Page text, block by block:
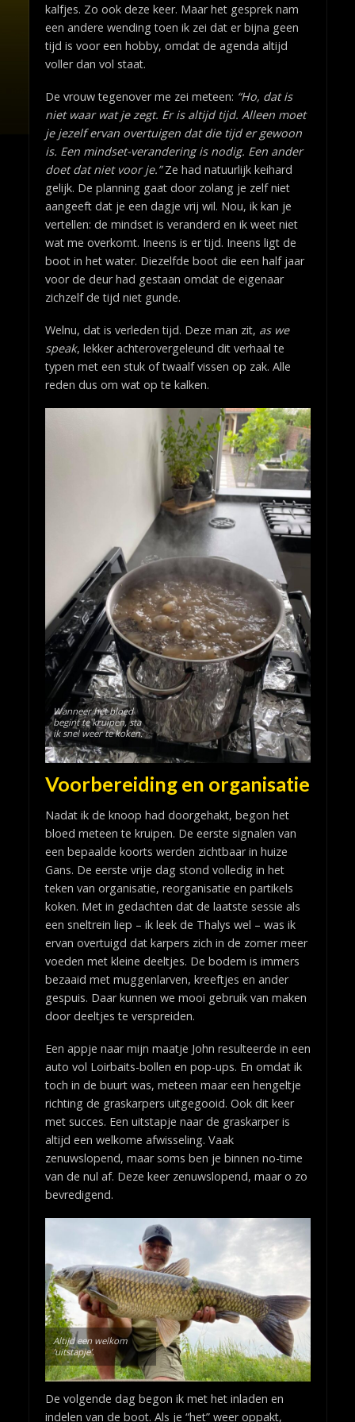
kalfjes. Zo ook deze keer. Maar het gesprek nam
een andere wending toen ik zei dat er bijna geen
tijd is voor een hobby, omdat de agenda altijd
voller dan vol staat.
De vrouw tegenover me zei meteen: “Ho, dat is
niet waar wat je zegt. Er is altijd tijd. Alleen moet
je jezelf ervan overtuigen dat die tijd er gewoon
is. Een mindset-verandering is nodig. Een ander
doet dat niet voor je.”Ze had natuurlijk keihard
gelijk. De planning gaat door zolang je zelf niet
aangeeft dat je een dagje vrij wil. Nou, ik kan je
vertellen: de mindset is veranderd en ik weet niet
wat me overkomt. Ineens is er tijd. Ineens ligt de
boot in het water. Diezelfde boot die een half jaar
voor de deur had gestaan omdat de eigenaar
zichzelf de tijd niet gunde.
Welnu, dat is verleden tijd. Deze man zit, as we
speak, lekker achterovergeleund dit verhaal te
typen met een stuk of twaalf vissen op zak. Alle
reden dus om wat op te kalken.
Wanneer het bloed
begint te kruipen, sta
ik snel weer te koken.
Voorbereiding en organisatie
Nadat ik de knoop had doorgehakt, begon het
bloed meteen te kruipen. De eerste signalen van
een bepaalde koorts werden zichtbaar in huize
Gans. De eerste vrije dag stond volledig in het
teken van organisatie, reorganisatie en partikels
koken. Met in gedachten dat de laatste sessie als
een sneltrein liep – ik leek de Thalys wel – was ik
ervan overtuigd dat karpers zich in de zomer meer
voeden met kleine deeltjes. De bodem is immers
bezaaid met muggenlarven, kreeftjes en ander
gespuis. Daar kunnen we mooi gebruik van maken
door deeltjes te verspreiden.
Een appje naar mijn maatje John resulteerde in een
auto vol Loirbaits-bollen en pop-ups. En omdat ik
toch in de buurt was, meteen maar een hengeltje
richting de graskarpers uitgegooid. Ook dit keer
met succes. Een uitstapje naar de graskarper is
altijd een welkome afwisseling. Vaak
zenuwslopend, maar soms ben je binnen no-time
van de nul af. Deze keer zenuwslopend, maar o zo
bevredigend.
Altijd een welkom
‘uitstapje’.
De volgende dag begon ik met het inladen en
indelen van de boot. Als je “het” weer oppakt,